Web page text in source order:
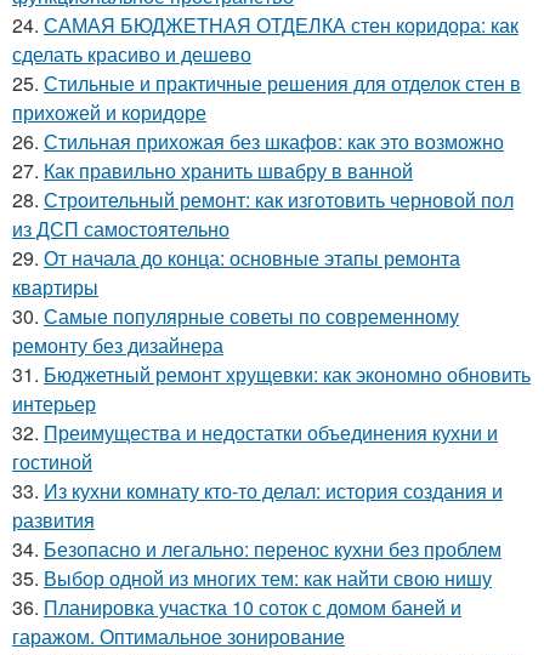
24. САМАЯ БЮДЖЕТНАЯ ОТДЕЛКА стен коридора: как
сделать красиво и дешево
25. Стильные и практичные решения для отделок стен в
прихожей и коридоре
26. Стильная прихожая без шкафов: как это возможно
27. Как правильно хранить швабру в ванной
28. Строительный ремонт: как изготовить черновой пол
из ДСП самостоятельно
29. От начала до конца: основные этапы ремонта
квартиры
30. Самые популярные советы по современному
ремонту без дизайнера
31. Бюджетный ремонт хрущевки: как экономно обновить
интерьер
32. Преимущества и недостатки объединения кухни и
гостиной
33. Из кухни комнату кто-то делал: история создания и
развития
34. Безопасно и легально: перенос кухни без проблем
35. Выбор одной из многих тем: как найти свою нишу
36. Планировка участка 10 соток с домом баней и
гаражом. Оптимальное зонирование